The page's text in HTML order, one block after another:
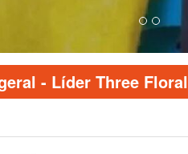
- Líder Three Floral